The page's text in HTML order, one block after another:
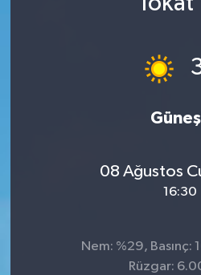
08 Ağustos
16:30
Nem: %29, Basınç:
Rüzgar: